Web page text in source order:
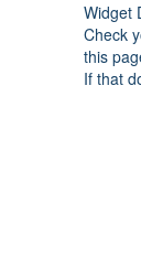
Widget
Check
this
If that